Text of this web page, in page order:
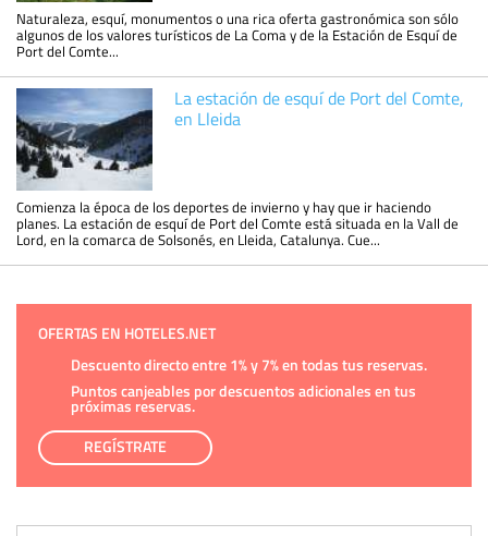
Naturaleza, esquí, monumentos o una rica oferta gastronómica son sólo
algunos de los valores turísticos de La Coma y de la Estación de Esquí de
Port del Comte...
La estación de esquí de Port del Comte,
en Lleida
Comienza la época de los deportes de invierno y hay que ir haciendo
planes. La estación de esquí de Port del Comte está situada en la Vall de
Lord, en la comarca de Solsonés, en Lleida, Catalunya. Cue...
OFERTAS EN HOTELES.NET
Descuento directo entre 1% y 7% en todas tus reservas.
Puntos canjeables por descuentos adicionales en tus
próximas reservas.
REGÍSTRATE